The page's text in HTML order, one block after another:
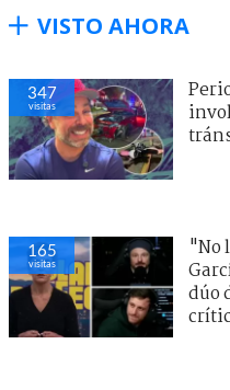
VISTO AHORA
347
visitas
165
visitas
"No
dúo